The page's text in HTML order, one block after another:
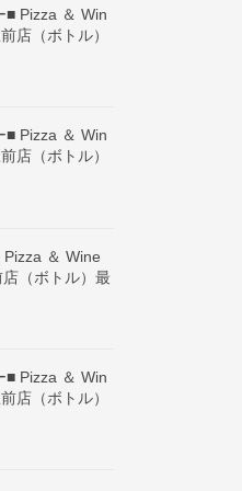
■ Pizza ＆ Win
店（ボトル）
■ Pizza ＆ Win
店（ボトル）
＆ Wine
（ボトル）最
■ Pizza ＆ Win
店（ボトル）